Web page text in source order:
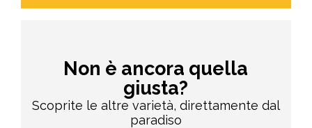
Non è ancora quella
giusta?
Scoprite le altre varietà, direttamente dal
paradiso